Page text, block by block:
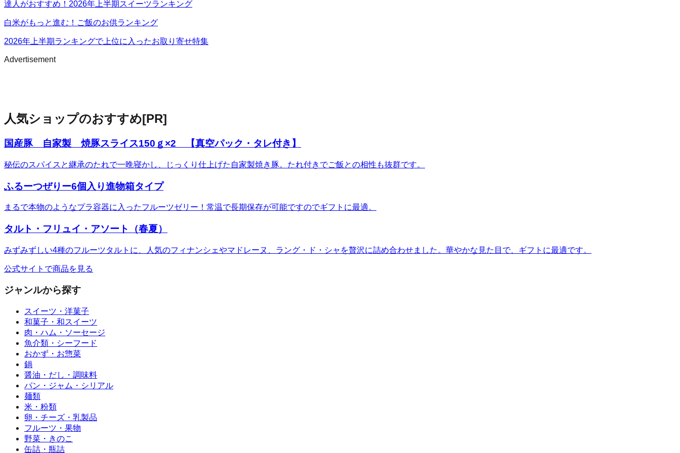
達人がおすすめ！2026年上半期スイーツランキング
白米がもっと進む！ご飯のお供ランキング
2026年上半期ランキングで上位に入ったお取り寄せ特集
Advertisement
人気ショップのおすすめ[PR]
国産豚 自家製 焼豚スライス150ｇ×2 【真空パック・タレ付き】
秘伝のスパイスと継承のたれで一晩寝かし、じっくり仕上げた自家製焼き豚。たれ付きでご飯との相性も抜群です。
ふるーつぜりー6個入り進物箱タイプ
まるで本物のようなプラ容器に入ったフルーツゼリー！常温で長期保存が可能ですのでギフトに最適。
タルト・フリュイ・アソート（春夏）
みずみずしい4種のフルーツタルトに、人気のフィナンシェやマドレーヌ、ラング・ド・シャを贅沢に詰め合わせました。華やかな見た目で、ギフトに最適です。
公式サイトで商品を見る
ジャンルから探す
スイーツ・洋菓子
和菓子・和スイーツ
肉・ハム・ソーセージ
魚介類・シーフード
おかず・お惣菜
鍋
醤油・だし・調味料
パン・ジャム・シリアル
麺類
米・粉類
卵・チーズ・乳製品
フルーツ・果物
野菜・きのこ
缶詰・瓶詰